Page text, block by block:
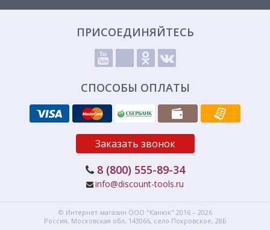
ПРИСОЕДИНЯЙТЕСЬ
СПОСОБЫ ОПЛАТЫ
Заказать звонок
8 (800) 555-89-34
info@discount-tools.ru
© Интернет-магазин ООО "Канюк" 2016 – 2026
Россия, Московская обл, 143066, село Покровское, 28Б